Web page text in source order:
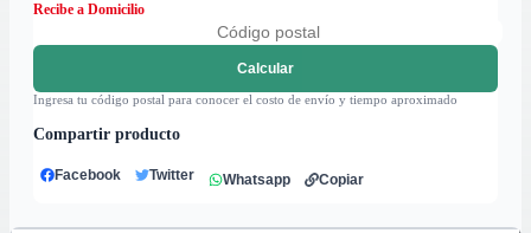
Recibe a Domicilio
Calcular
Ingresa tu código postal para conocer el costo de envío y tiempo aproximado
Compartir producto
Facebook Twitter Whatsapp Copiar